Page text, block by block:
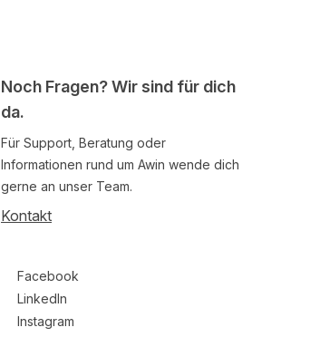
Noch Fragen? Wir sind für dich
da.
Für Support, Beratung oder
Informationen rund um Awin wende dich
gerne an unser Team.
Kontakt
Facebook
LinkedIn
Instagram